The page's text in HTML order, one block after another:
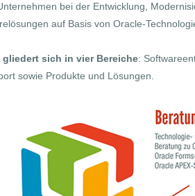
bei der Entwicklung,
auf Basis von Oracle-
sich in vier Bereiche:
sowie Produkte und Lösungen.